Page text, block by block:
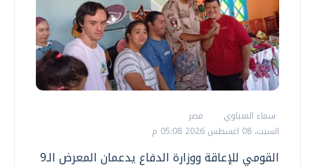
سماء المنياوي
مصر
السبت، 08 اغسطس 2026 05:08 م
القومي للإعاقة ووزارة الدفاع يدعمان المعرض الـ9